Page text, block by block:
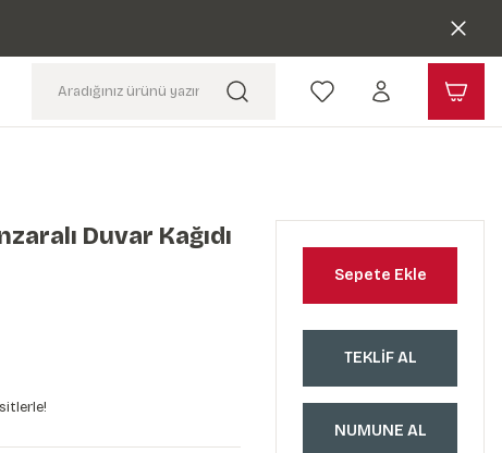
Duvar Kağıdı
Sepete Ekle
TEKLİF AL
NUMUNE AL